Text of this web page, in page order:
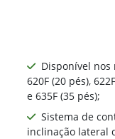
Disponível nos
620F (20 pés),
e 635F (35 pés);
Sistema de
inclinação lateral